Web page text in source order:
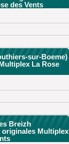
des Vents
sur-Boeme)
La Rose
Breizh
originales Multiplex